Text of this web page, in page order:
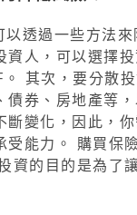
透過一些方法
人，可以選擇
其次，要分散
券、房地產等
變化，因此，
能力。 購買保
資的目的是為了